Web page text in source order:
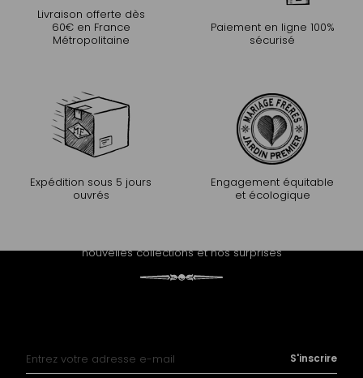
Livraison offerte dès
60€ en France
Métropolitaine
Paiement en ligne 100%
sécurisé
Expédition sous 5 jours
ouvrés
Engagement équitable
et écologique
nouvelles collections et nos surprises
S'inscrire